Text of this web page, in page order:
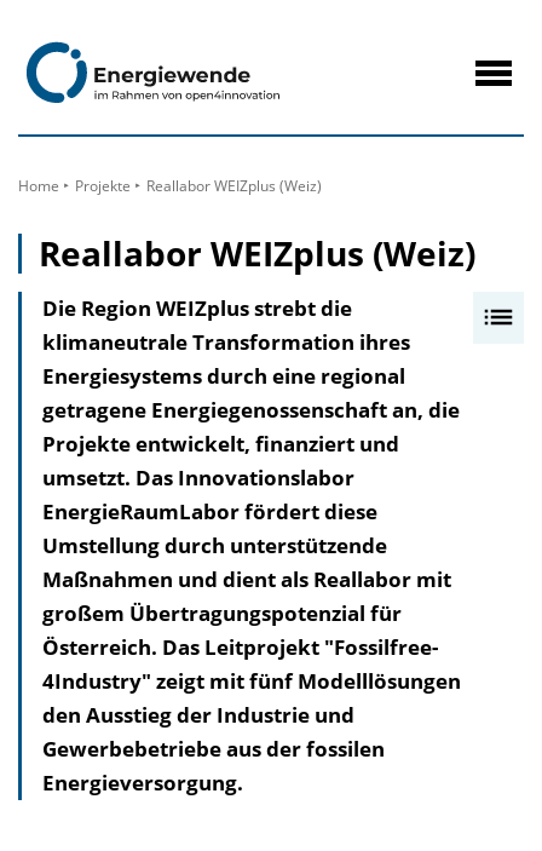
Home Projekte Reallabor WEIZplus (Weiz)
Reallabor WEIZplus (Weiz)
Die Region WEIZplus strebt die
klimaneutrale Transformation ihres
Energiesystems durch eine regional
getragene Energiegenossenschaft an, die
Projekte entwickelt, finanziert und
umsetzt. Das Innovationslabor
EnergieRaumLabor fördert diese
Umstellung durch unterstützende
Maßnahmen und dient als Reallabor mit
großem Übertragungspotenzial für
Österreich. Das Leitprojekt "Fossilfree-
4Industry" zeigt mit fünf Modelllösungen
den Ausstieg der Industrie und
Gewerbebetriebe aus der fossilen
Energieversorgung.